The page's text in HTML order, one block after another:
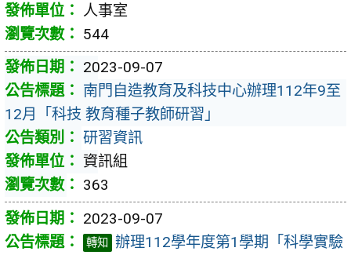
人事室
544
2023-09-07
南門自造教育及科技中心辦理112年9至
12月「科技 教育種子教師研習」
研習資訊
資訊組
363
2023-09-07
轉知
辦理112學年度第1學期「科學實驗